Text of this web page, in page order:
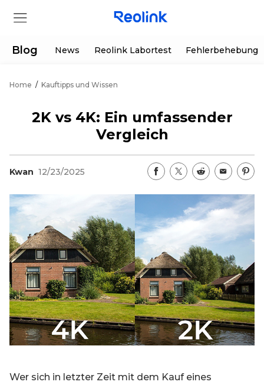
Herunterladen
App & Client
Blog
Kontakt
Aktionen
Sonderangebot
Generalüberholt
Partner
Bestellung verfolgen
Registrieren
Einloggen
Blog News Reolink Labortest Fehlerbehebung
Home / Kauftipps und Wissen
2K vs 4K: Ein umfassender
Vergleich
Kwan 12/23/2025
Wer sich in letzter Zeit mit dem Kauf eines